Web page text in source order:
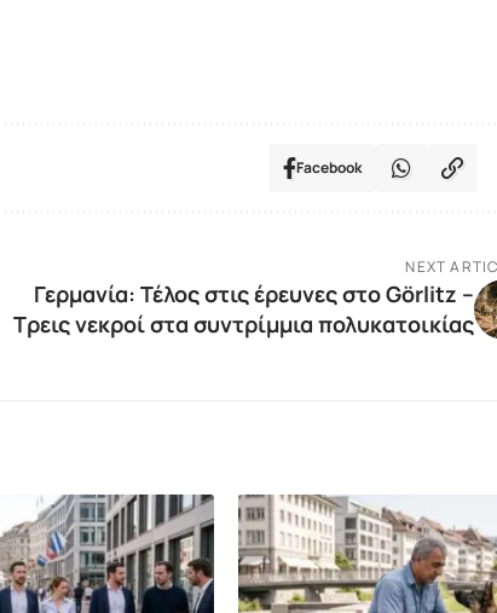
Facebook
NEXT
Γερμανία: Τέλος στις έρευνες στο Görlitz –
Τρεις νεκροί στα συντρίμμια πολυκατοικίας